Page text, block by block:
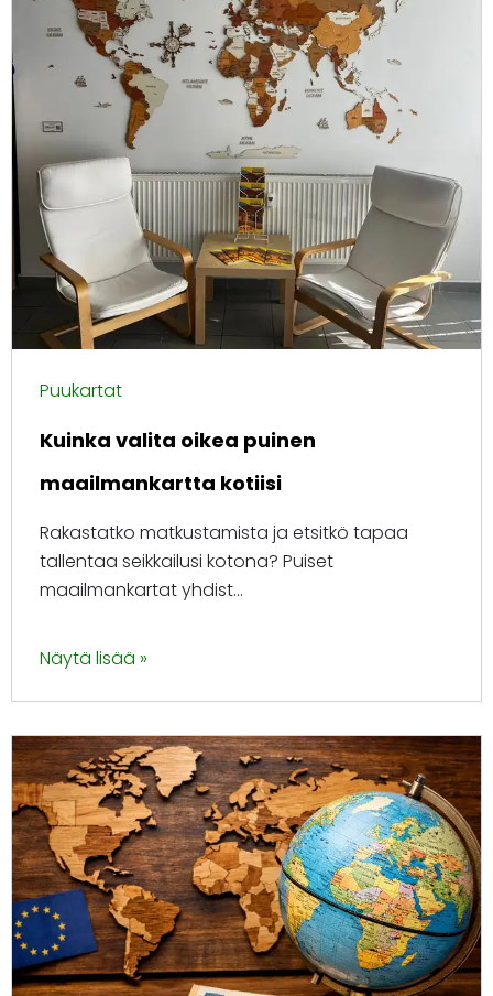
Puukartat
Kuinka valita oikea puinen
maailmankartta kotiisi
Rakastatko matkustamista ja etsitkö tapaa
tallentaa seikkailusi kotona? Puiset
maailmankartat yhdist...
Näytä lisää »